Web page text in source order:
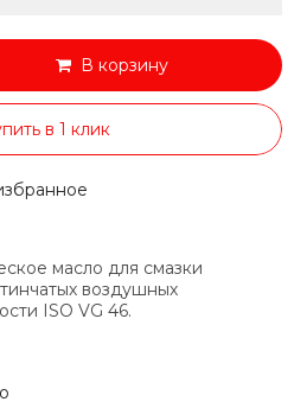
В корзину
в 1 клик
масло для смазки
воздушных
ISO VG 46.